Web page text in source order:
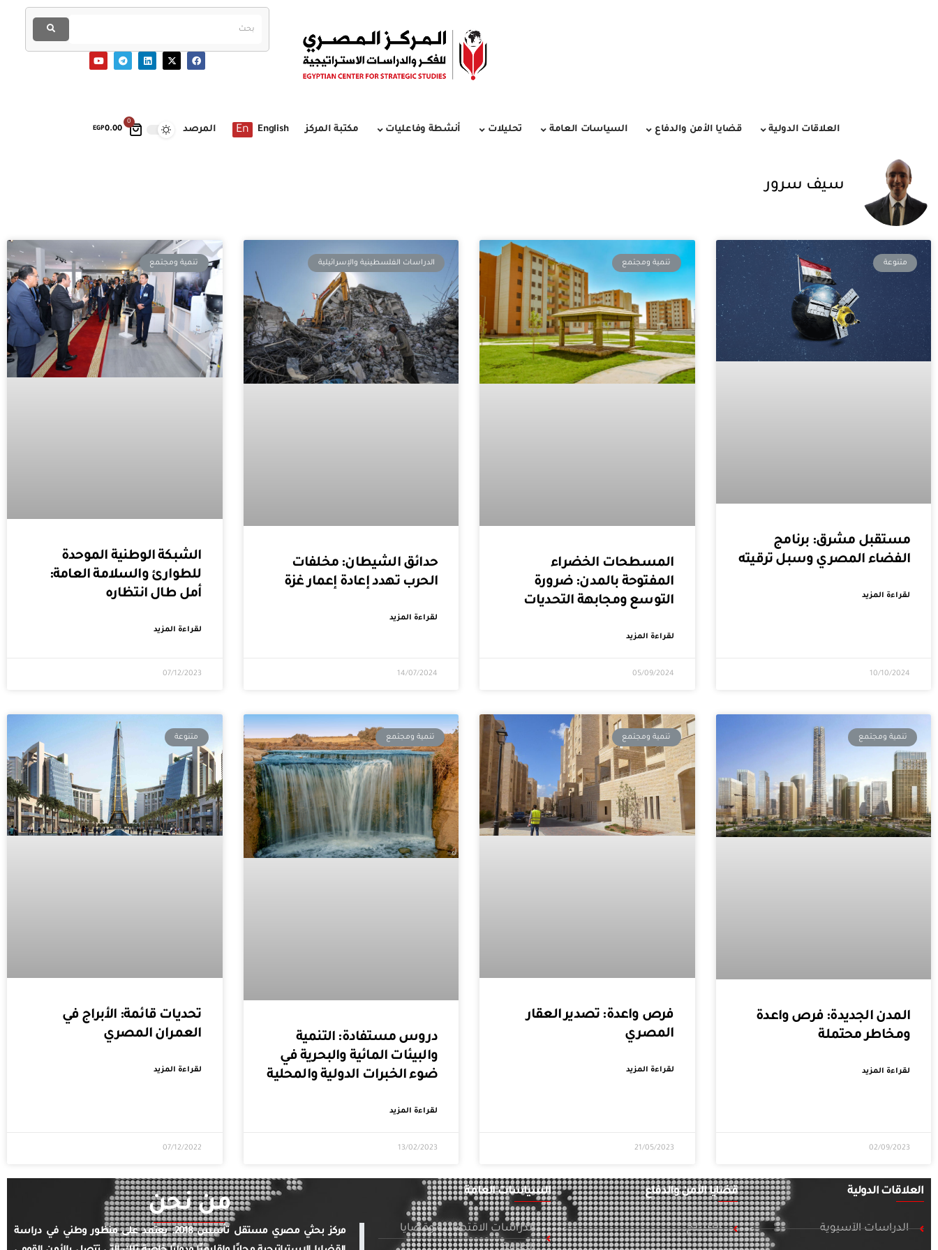
0
EGP0.00 العلاقات الدولية قضايا الأمن والدفاع السياسات العامة تحليلات أنشطة وفاعليات مكتبة المركز English
En المرصد
سيف سرور
متنوعة
مستقبل مشرق: برنامج
الفضاء المصري وسبل ترقيته
لقراءة المزيد
10/10/2024
تنمية ومجتمع
المسطحات الخضراء
المفتوحة بالمدن: ضرورة
التوسع ومجابهة التحديات
لقراءة المزيد
05/09/2024
الدراسات الفلسطينية والإسرائيلية
حدائق الشيطان: مخلفات
الحرب تهدد إعادة إعمار غزة
لقراءة المزيد
14/07/2024
تنمية ومجتمع
الشبكة الوطنية الموحدة
للطوارئ والسلامة العامة:
أمل طال انتظاره
لقراءة المزيد
07/12/2023
تنمية ومجتمع
المدن الجديدة: فرص واعدة
ومخاطر محتملة
لقراءة المزيد
02/09/2023
تنمية ومجتمع
فرص واعدة: تصدير العقار
المصري
لقراءة المزيد
21/05/2023
تنمية ومجتمع
دروس مستفادة: التنمية
والبيئات المائية والبحرية في
ضوء الخبرات الدولية والمحلية
لقراءة المزيد
13/02/2023
متنوعة
تحديات قائمة: الأبراج في
العمران المصري
لقراءة المزيد
07/12/2022
العلاقات الدولية
الدراسات الآسيوية
قضايا الأمن والدفاع
التسلح
السياسات العامة
الدراسات الاقتصادية وقضايا
من نحن
مركز بحثي مصري مستقل تأسس 2018. يعتمد على منظور وطني في دراسة